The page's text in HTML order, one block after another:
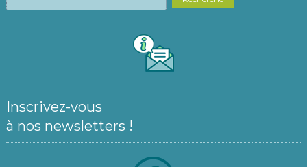
Inscrivez-vous
à nos newsletters !